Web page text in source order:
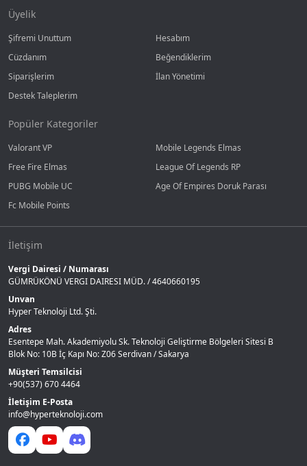
Üyelik
Şifremi Unuttum
Hesabım
Cüzdanım
Beğendiklerim
Siparişlerim
İlan Yönetimi
Destek Taleplerim
Popüler Kategoriler
Valorant VP
Mobile Legends Elmas
Free Fire Elmas
League Of Legends RP
PUBG Mobile UC
Age Of Empires Doruk Parası
Fc Mobile Points
İletişim
Vergi Dairesi / Numarası
GÜMRÜKÖNÜ VERGI DAIRESI MÜD. / 4640660195
Unvan
Hyper Teknoloji Ltd. Şti.
Adres
Esentepe Mah. Akademiyolu Sk. Teknoloji Geliştirme Bölgeleri Sitesi B
Blok No: 10B İç Kapı No: Z06 Serdivan / Sakarya
Müşteri Temsilcisi
+90(537) 670 4464
İletişim E-Posta
info@hyperteknoloji.com